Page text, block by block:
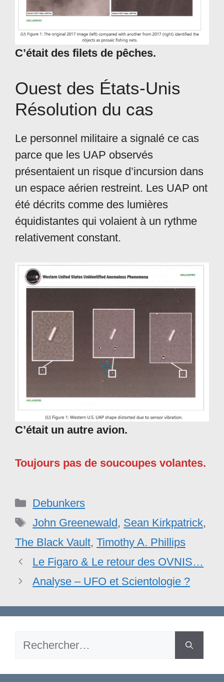
C’était des filets de pêches.
Ouest des États-Unis
Résolution du cas
Le personnel militaire a signalé ce cas
parce que les UAP observés
présentaient un risque d’incursion dans
un espace aérien restreint. Les UAP ont
été décrits comme des lumières
équidistantes qui volaient à un rythme
relativement constant.
C’était un autre avion.
Toujours pas de soucoupes volantes.
Catégories
Debunkers
Étiquettes
John Greenewald , Sean Kirkpatrick,
The Black Vault, Timothy A. Phillips
Le Figaro & Le retour des OVNIS…
Analyse – UFO et Scientologie ?
Rechercher :